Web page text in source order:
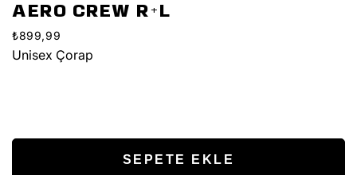
AERO CREW R+L
₺899,99
Unisex Çorap